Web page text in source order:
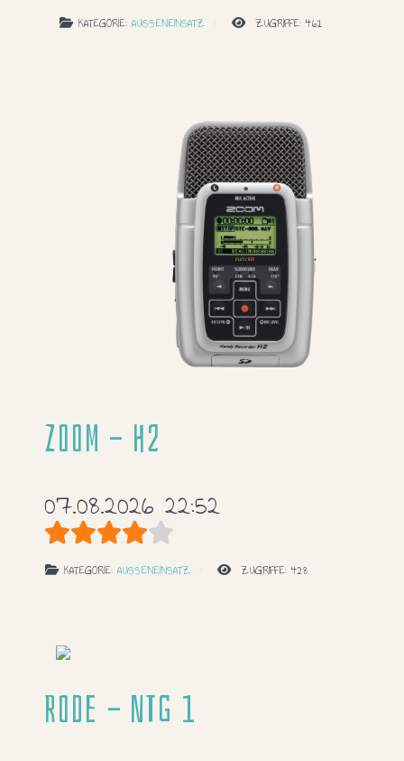
KATEGORIE: AUSSENEINSATZ ZUGRIFFE: 461
Zoom - H2
07.08.2026 22:52
Bewertung: 4/
KATEGORIE: AUSSENEINSATZ ZUGRIFFE: 428
Rode - NTG 1